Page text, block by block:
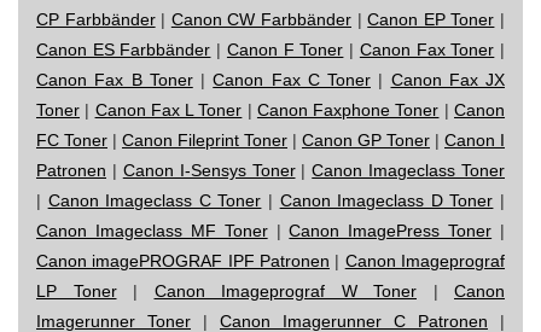
CP Farbbänder| Canon CW Farbbänder |Canon EP Toner |
Canon ES Farbbänder | Canon F Toner | Canon Fax Toner |
Canon Fax B Toner|Canon Fax C Toner | Canon Fax JX
Toner | Canon Fax L Toner | Canon Faxphone Toner |Canon
FC Toner | Canon Fileprint Toner | Canon GP Toner | Canon I
Patronen | Canon I-Sensys Toner|Canon Imageclass Toner
| Canon Imageclass C Toner | Canon Imageclass D Toner |
Canon Imageclass MF Toner|Canon ImagePress Toner |
Canon imagePROGRAF IPF Patronen | Canon Imageprograf
LP Toner| Canon Imageprograf W Toner | Canon
Imagerunner Toner | Canon Imagerunner C Patronen |